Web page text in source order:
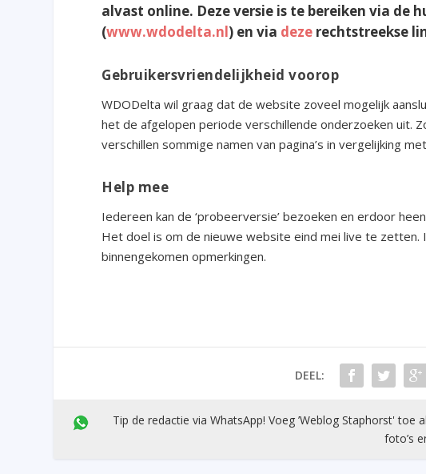
alvast online. Deze versie is te bereiken via de
(www.wdodelta.nl) en via deze rechtstreekse
Gebruikersvriendelijkheid voorop
WDODelta wil graag dat de website zoveel mogelijk
het de afgelopen periode verschillende onderzoeken uit.
verschillen sommige namen van pagina’s in vergelijking
Help mee
Iedereen kan de ‘probeerversie’ bezoeken en erdoor
Het doel is om de nieuwe website eind mei live te
binnengekomen opmerkingen.
DEEL:
Tip de redactie via WhatsApp! Voeg ’Weblog Staphorst' toe
foto’s